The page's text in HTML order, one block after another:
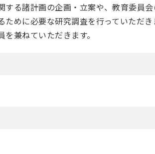
する諸計画の企画・立案や、教育委員
めに必要な研究調査を行っていただき
兼ねていただきます。